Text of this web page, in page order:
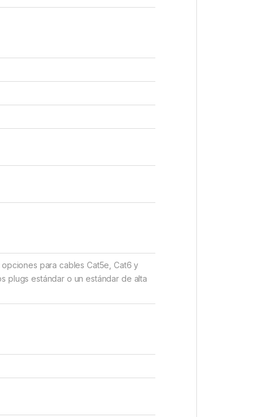
para cables Cat5e, Cat6 y
plugs estándar o un estándar de alta